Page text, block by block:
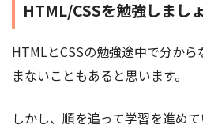
HTML/CSSを勉強しまし
HTMLとCSSの勉強途中で分か
まないこともあると思います。
しかし、順を追って学習を進め